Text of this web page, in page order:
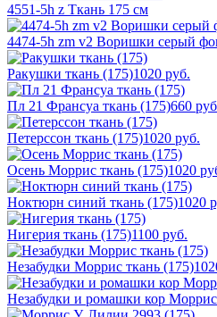
4551-5h z Ткань 175 см
4474-5h zm v2 Воришки серый
Ракушки ткань (175)1020 руб.
Пл 21 Франсуа ткань (175)660
Петерссон ткань (175)1020 руб.
Осень Моррис ткань (175)1020
Ноктюрн синий ткань (175)1020
Нигерия ткань (175)1100 руб.
Незабудки Моррис ткань (175)
Незабудки и ромашки кор